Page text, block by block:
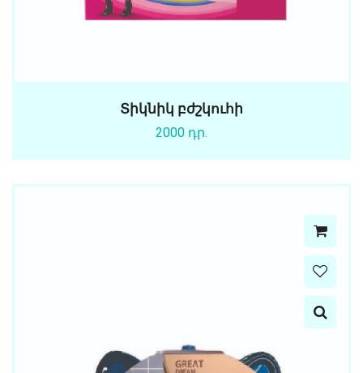
Տիկնիկ բժշկուհի
2000 դր.